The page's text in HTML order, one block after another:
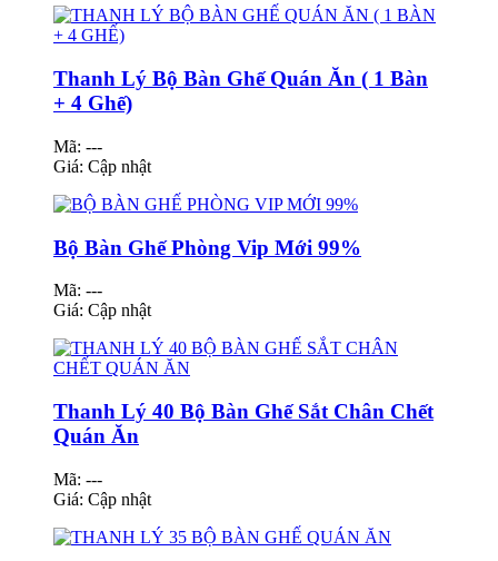
Thanh Lý Bộ Bàn Ghế Quán Ăn ( 1 Bàn
+ 4 Ghế)
Mã: ---
Giá: Cập nhật
Bộ Bàn Ghế Phòng Vip Mới 99%
Mã: ---
Giá: Cập nhật
Thanh Lý 40 Bộ Bàn Ghế Sắt Chân Chết
Quán Ăn
Mã: ---
Giá: Cập nhật